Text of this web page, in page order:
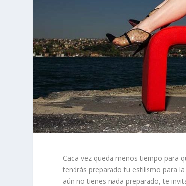
Cada vez queda menos tiempo para
tendrás preparado tu estilismo para
aún no tienes nada preparado, te